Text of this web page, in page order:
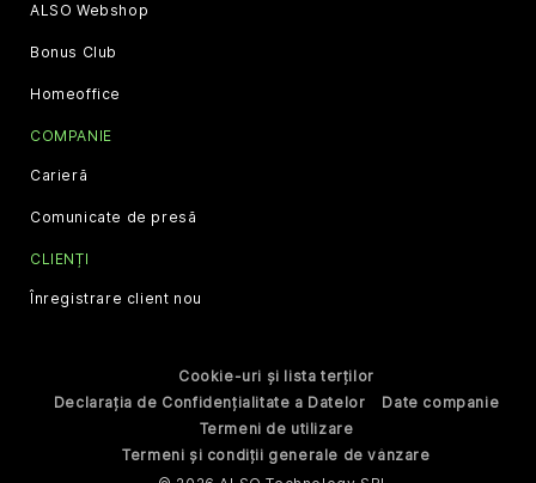
ALSO Webshop
Bonus Club
Homeoffice
COMPANIE
Carieră
Comunicate de presă
CLIENȚI
Înregistrare client nou
Cookie-uri și lista terților
Declarația de Confidențialitate a Datelor
Date companie
Termeni de utilizare
Termeni și condiții generale de vânzare